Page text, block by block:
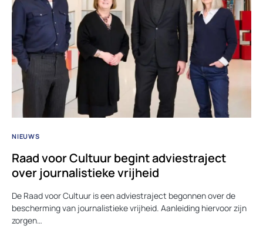
NIEUWS
Raad voor Cultuur begint adviestraject
over journalistieke vrijheid
De Raad voor Cultuur is een adviestraject begonnen over de
bescherming van journalistieke vrijheid. Aanleiding hiervoor zijn
zorgen…